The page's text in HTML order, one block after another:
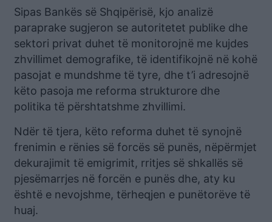
Sipas Bankës së Shqipërisë, kjo analizë
paraprake sugjeron se autoritetet publike dhe
sektori privat duhet të monitorojnë me kujdes
zhvillimet demografike, të identifikojnë në kohë
pasojat e mundshme të tyre, dhe t’i adresojnë
këto pasoja me reforma strukturore dhe
politika të përshtatshme zhvillimi.
Ndër të tjera, këto reforma duhet të synojnë
frenimin e rënies së forcës së punës, nëpërmjet
dekurajimit të emigrimit, rritjes së shkallës së
pjesëmarrjes në forcën e punës dhe, aty ku
është e nevojshme, tërheqjen e punëtorëve të
huaj.